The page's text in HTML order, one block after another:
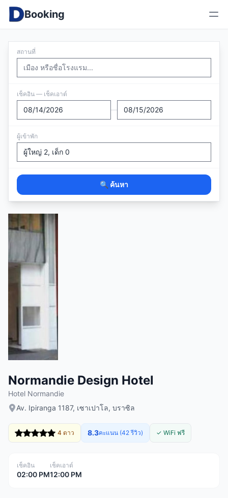
Booking
สถานที่
เช็คอิน — เช็คเอาต์
—
ผู้เข้าพัก
🔍 ค้นหา
Normandie Design Hotel
Hotel Normandie
Av. Ipiranga 1187, เซาเปาโล, บราซิล
4 ดาว 8.3คะแนน (42 รีวิว) ✓ WiFi ฟรี
เช็คอิน
02:00 PM
เช็คเอาต์
12:00 PM